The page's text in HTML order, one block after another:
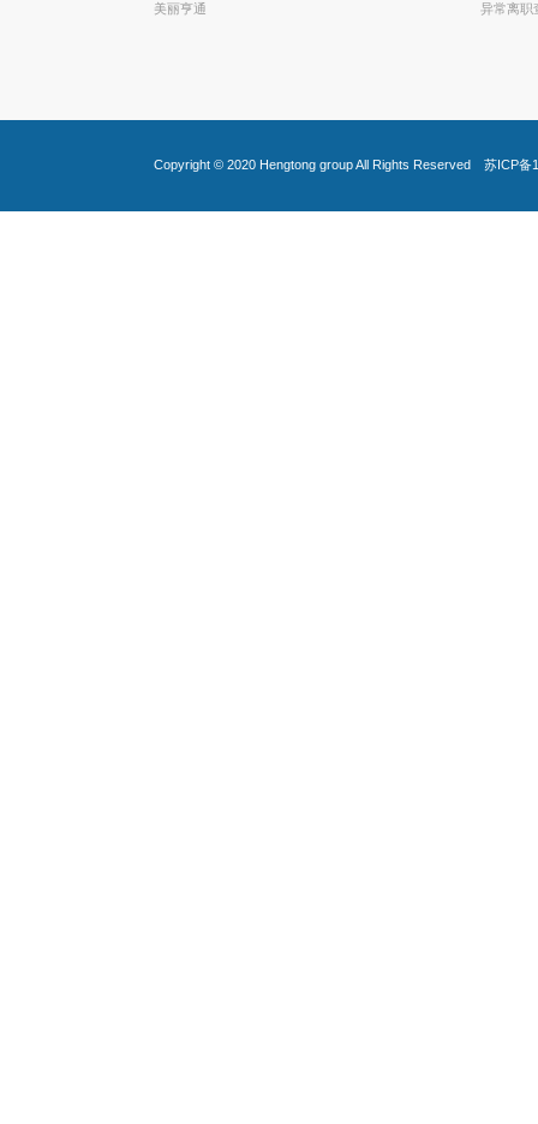
美丽亨通
异常离职
Copyright © 2020 Hengtong groupAll Rights Reserved 苏ICP备